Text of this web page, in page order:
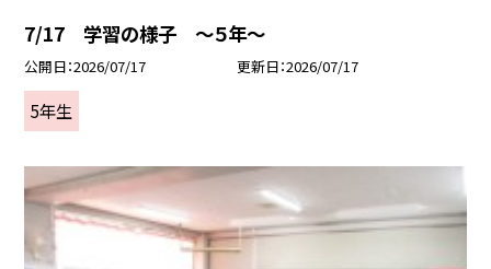
7/17 学習の様子 ～５年～
公開日 2026/07/17 更新日 2026/07/17
5年生